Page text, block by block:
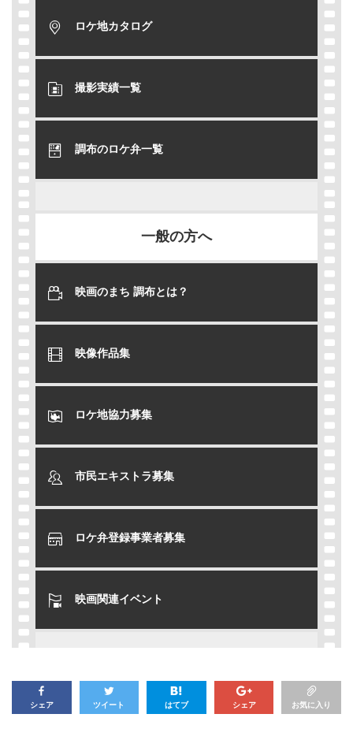
ロケ地カタログ
撮影実績一覧
調布のロケ弁一覧
一般の方へ
映画のまち 調布とは？
映像作品集
ロケ地協力募集
市民エキストラ募集
ロケ弁登録事業者募集
映画関連イベント
シェア ツイート はてブ シェア お気に入り